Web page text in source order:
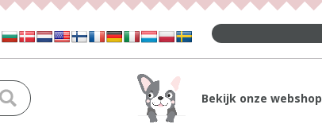
Bekijk onze webshop